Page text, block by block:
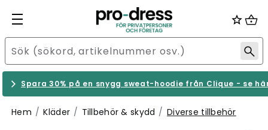
Spara 30% på en snygg sweat-hoodie från Clique - se
Hem Kläder Tillbehör & skydd Diverse tillbehör